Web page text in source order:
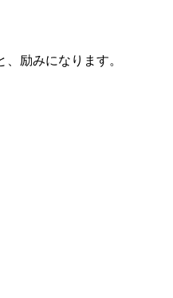
励みになります。